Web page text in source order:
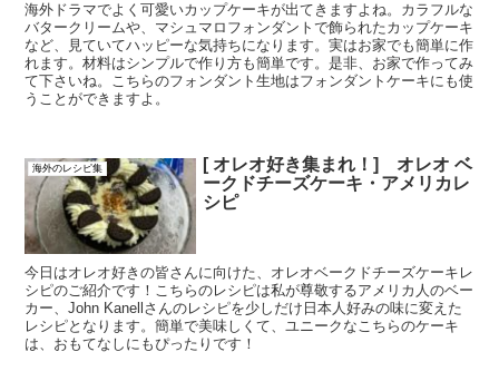
海外ドラマでよく可愛いカップケーキが出てきますよね。カラフルな
バタークリームや、マシュマロフォンダントで飾られたカップケーキ
など、見ていてハッピーな気持ちになります。実はお家でも簡単に作
れます。材料はシンプルで作り方も簡単です。是非、お家で作ってみ
て下さいね。こちらのフォンダント生地はフォンダントケーキにも使
うことができますよ。
海外のレシピ集
[ オレオ好き集まれ！] オレオ ベ
ークドチーズケーキ・アメリカレ
シピ
今日はオレオ好きの皆さんに向けた、オレオベークドチーズケーキレ
シピのご紹介です！こちらのレシピは私が尊敬するアメリカ人のベー
カー、John Kanellさんのレシピを少しだけ日本人好みの味に変えた
レシピとなります。簡単で美味しくて、ユニークなこちらのケーキ
は、おもてなしにもぴったりです！